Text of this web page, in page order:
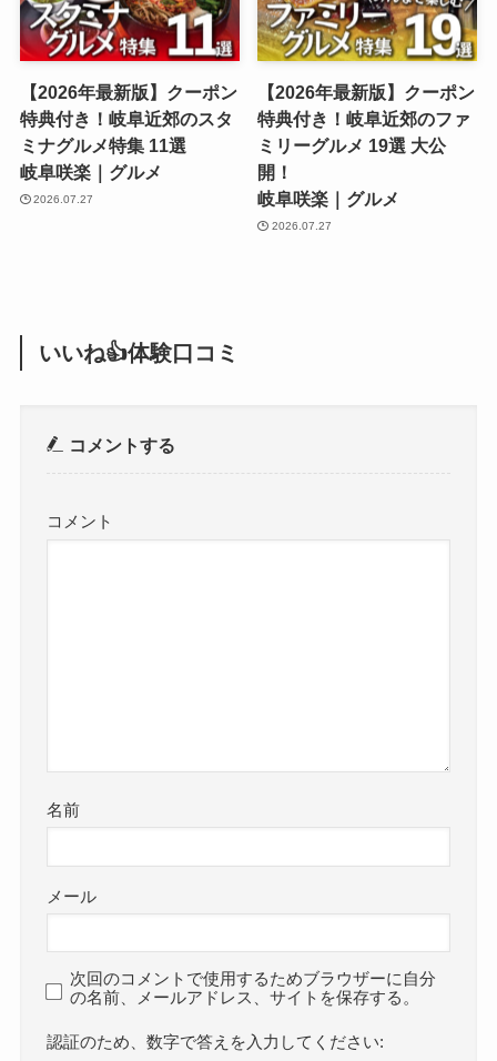
【2026年最新版】クーポン
特典付き！岐阜近郊のスタ
ミナグルメ特集 11選
岐阜咲楽｜グルメ
2026.07.27
【2026年最新版】クーポン
特典付き！岐阜近郊のファ
ミリーグルメ 19選 大公
開！
岐阜咲楽｜グルメ
2026.07.27
いいね👍体験口コミ
コメントする
コメント
名前
メール
次回のコメントで使用するためブラウザーに自分
の名前、メールアドレス、サイトを保存する。
数字で答えを入力してください: